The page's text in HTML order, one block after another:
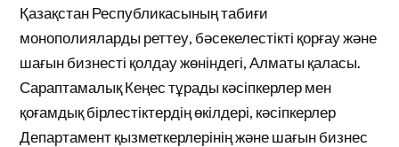
Қазақстан Республикасының табиғи
монополияларды реттеу, бәсекелестікті қорғау және
шағын бизнесті қолдау жөніндегі, Алматы қаласы.
Сараптамалық Кеңес тұрады кәсіпкерлер мен
қоғамдық бірлестіктердің өкілдері, кәсіпкерлер
Департамент қызметкерлерінің және шағын бизнес